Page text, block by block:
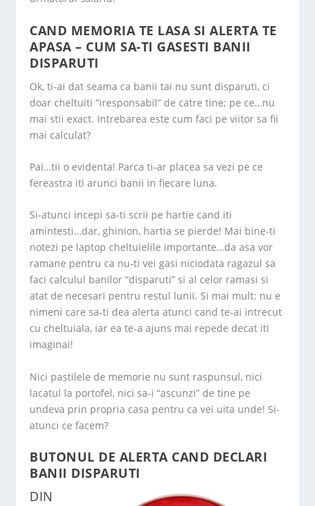
CAND MEMORIA TE LASA SI ALERTA TE
APASA – CUM SA-TI GASESTI BANII
DISPARUTI
Ok, ti-ai dat seama ca banii tai nu sunt disparuti, ci
doar cheltuiti “iresponsabil” de catre tine; pe ce…nu
mai stii exact. Intrebarea este cum faci pe viitor sa fii
mai calculat?
Pai…tii o evidenta! Parca ti-ar placea sa vezi pe ce
fereastra iti arunci banii in fiecare luna.
Si-atunci incepi sa-ti scrii pe hartie cand iti
amintesti…dar, ghinion, hartia se pierde! Mai bine-ti
notezi pe laptop cheltuielile importante…da asa vor
ramane pentru ca nu-ti vei gasi niciodata ragazul sa
faci calculul banilor “disparuti” si al celor ramasi si
atat de necesari pentru restul lunii. Si mai mult: nu e
nimeni care sa-ti dea alerta atunci cand te-ai intrecut
cu cheltuiala, iar ea te-a ajuns mai repede decat iti
imaginai!
Nici pastilele de memorie nu sunt raspunsul, nici
lacatul la portofel, nici sa-i “ascunzi” de tine pe
undeva prin propria casa pentru ca vei uita unde! Si-
atunci ce facem?
BUTONUL DE ALERTA CAND DECLARI
BANII DISPARUTI
DIN